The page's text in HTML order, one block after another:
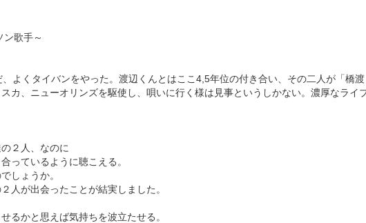
歌手～
よくタイバンをやった。渡辺くんとはここ4,5年位の付き合い、その二人が「橋渡
カ、ニューオリンズを駆使し、唄いに行く様は見事というしかない。濃厚なライ
２人、なのに
っているように聴こえる。
しょうか。
人が出会ったことが結実しました。
るかと思えば気持ちを波立たせる。